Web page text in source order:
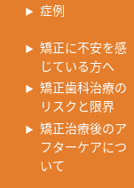
症例
矯正に不安を感
じている方へ
矯正歯科治療の
リスクと限界
矯正治療後のア
フターケアにつ
いて